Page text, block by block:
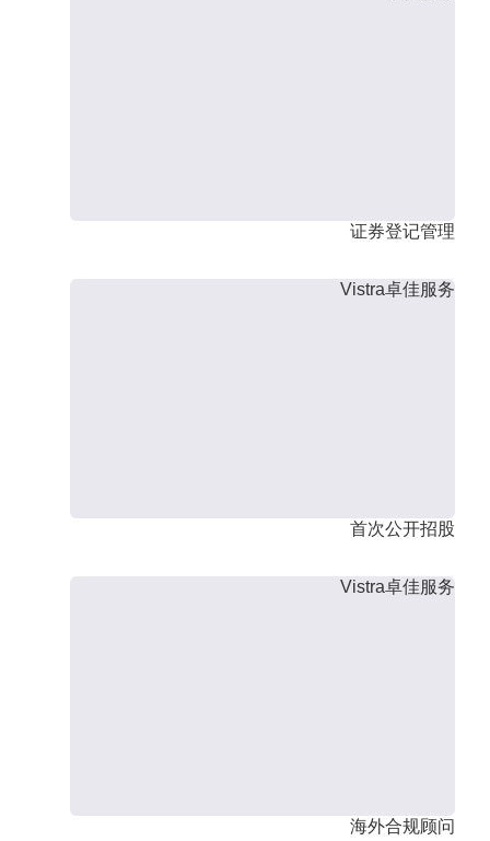
证券登记管理
Vistra卓佳服务
首次公开招股
Vistra卓佳服务
海外合规顾问